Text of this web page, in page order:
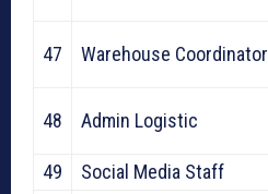
47 Warehouse Coordinator
48 Admin Logistic
49
Social Media Staff